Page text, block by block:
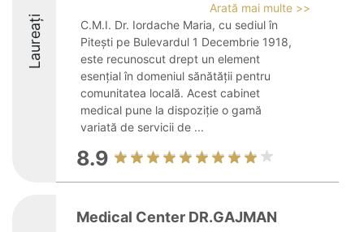
Laureați
Arată mai multe >>
C.M.I. Dr. Iordache Maria, cu sediul în
Pitești pe Bulevardul 1 Decembrie 1918,
este recunoscut drept un element
esențial în domeniul sănătății pentru
comunitatea locală. Acest cabinet
medical pune la dispoziție o gamă
variată de servicii de ...
8.9
Medical Center DR.GAJMAN